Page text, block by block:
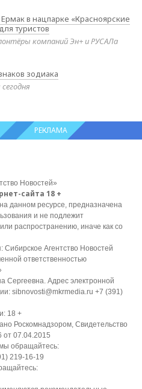
в нацпарке «Красноярские
туристов
компаний Эн+ и РУСАЛа
зодиака
РЕКЛАМА
Новостей»
сайта 18 +
данном ресурсе, предназначена
и не подлежит
распространению, иначе как со
Сибирское Агентство Новостей
ответственностью
Сергеевна. Адрес электронной
sibnovosti@mkrmedia.ru +7 (391)
18 +
Роскомнадзором, Свидетельство
07.04.2015
обращайтесь:
219-16-19